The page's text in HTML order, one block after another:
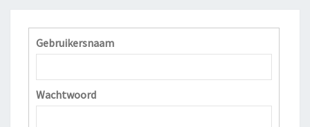
Gebruikersnaam
Wachtwoord